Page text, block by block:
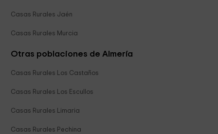
Casas Rurales Jaén
Casas Rurales Murcia
Otras poblaciones de Almería
Casas Rurales Los Castaños
Casas Rurales Los Escullos
Casas Rurales Limaria
Casas Rurales Pechina